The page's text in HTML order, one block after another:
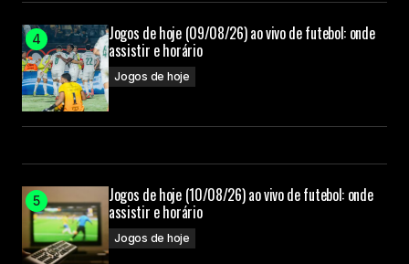
Jogos de hoje (09/08/26) ao vivo de futebol: onde
assistir e horário
Jogos de hoje
Jogos de hoje (10/08/26) ao vivo de futebol: onde
assistir e horário
Jogos de hoje